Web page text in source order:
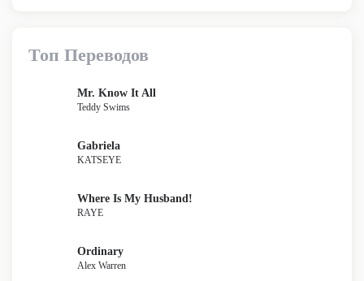
Топ Переводов
Mr. Know It All
Teddy Swims
Gabriela
KATSEYE
Where Is My Husband!
RAYE
Ordinary
Alex Warren